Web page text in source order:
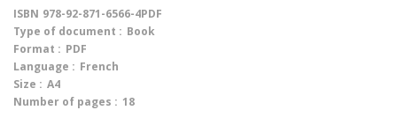
ISBN 978-92-871-6566-4PDF
Type of document : Book
Format : PDF
Language : French
Size : A4
Number of pages : 18